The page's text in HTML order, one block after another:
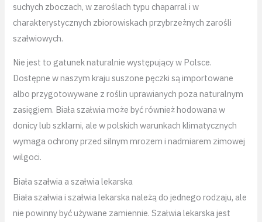
suchych zboczach, w zaroślach typu chaparral i w
charakterystycznych zbiorowiskach przybrzeżnych zarośli
szałwiowych.
Nie jest to gatunek naturalnie występujący w Polsce.
Dostępne w naszym kraju suszone pęczki są importowane
albo przygotowywane z roślin uprawianych poza naturalnym
zasięgiem. Biała szałwia może być również hodowana w
donicy lub szklarni, ale w polskich warunkach klimatycznych
wymaga ochrony przed silnym mrozem i nadmiarem zimowej
wilgoci.
Biała szałwia a szałwia lekarska
Biała szałwia i szałwia lekarska należą do jednego rodzaju, ale
nie powinny być używane zamiennie. Szałwia lekarska jest